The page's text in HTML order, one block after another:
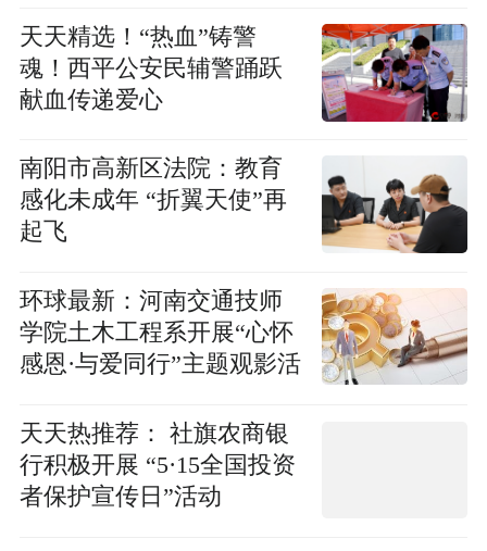
天天精选！​“热血”铸警
魂！西平公安民辅警踊跃
献血传递爱心
南阳市高新区法院：教育
感化未成年 “折翼天使”再
起飞
环球最新：河南交通技师
学院土木工程系开展“心怀
感恩·与爱同行”主题观影活
天天热推荐： 社旗农商银
行积极开展 “5·15全国投资
者保护宣传日”活动